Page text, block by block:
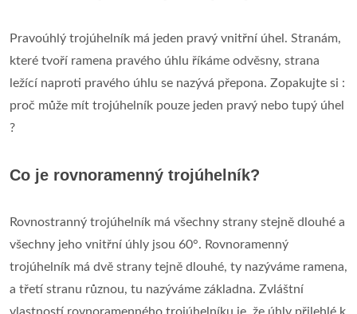
Pravoúhlý trojúhelník má jeden pravý vnitřní úhel. Stranám,
které tvoří ramena pravého úhlu říkáme odvěsny, strana
ležící naproti pravého úhlu se nazývá přepona. Zopakujte si :
proč může mít trojúhelník pouze jeden pravý nebo tupý úhel
?
Co je rovnoramenný trojúhelník?
Rovnostranný trojúhelník má všechny strany stejně dlouhé a
všechny jeho vnitřní úhly jsou 60°. Rovnoramenný
trojúhelník má dvě strany tejně dlouhé, ty nazýváme ramena,
a třetí stranu různou, tu nazýváme základna. Zvláštní